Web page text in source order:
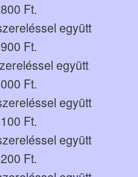
Ft.
együtt
Ft.
együtt
Ft.
együtt
Ft.
együtt
Ft.